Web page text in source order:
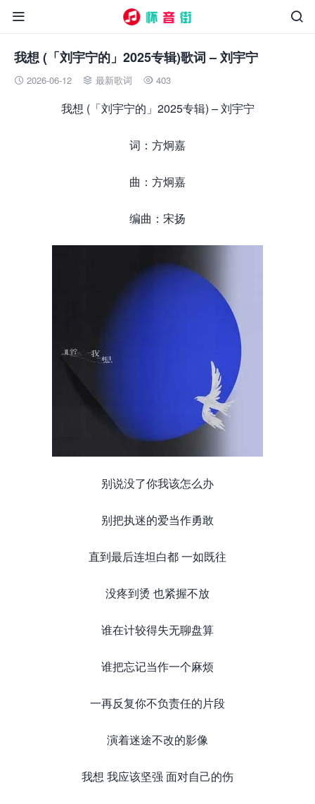


我想 (「刘宇宁的」2025专辑)歌词 – 刘宇宁
 2026-06-12  最新歌词  403
我想 (「刘宇宁的」2025专辑) – 刘宇宁
词：方炯嘉
曲：方炯嘉
编曲：宋扬
别说没了你我该怎么办
别把执迷的爱当作勇敢
直到最后连坦白都 一如既往
没疼到烫 也紧握不放
谁在计较得失无聊盘算
谁把忘记当作一个麻烦
一再反复你不负责任的片段
演着迷途不改的影像
我想 我应该坚强 面对自己的伤